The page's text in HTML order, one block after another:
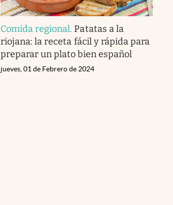
Comida regional. Patatas a la
riojana: la receta fácil y rápida para
preparar un plato bien español
jueves, 01 de Febrero de 2024